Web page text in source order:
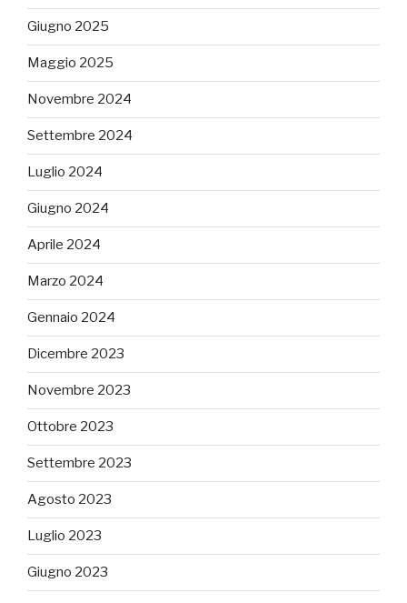
Giugno 2025
Maggio 2025
Novembre 2024
Settembre 2024
Luglio 2024
Giugno 2024
Aprile 2024
Marzo 2024
Gennaio 2024
Dicembre 2023
Novembre 2023
Ottobre 2023
Settembre 2023
Agosto 2023
Luglio 2023
Giugno 2023